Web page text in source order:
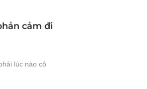
cảm đi
lúc nào cô